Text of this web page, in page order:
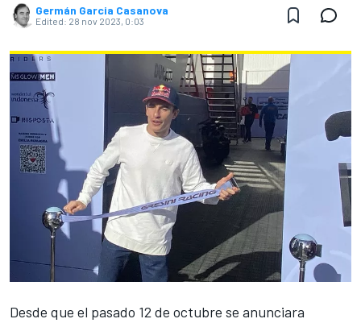
Germán Garcia Casanova
Edited: 28 nov 2023, 0:03
Desde que el pasado 12 de octubre se anunciara